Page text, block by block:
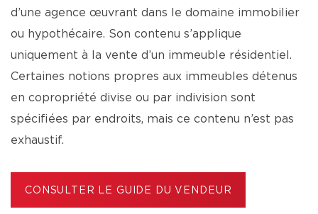
d’une agence œuvrant dans le domaine immobilier
ou hypothécaire. Son contenu s’applique
uniquement à la vente d’un immeuble résidentiel.
Certaines notions propres aux immeubles détenus
en copropriété divise ou par indivision sont
spécifiées par endroits, mais ce contenu n’est pas
exhaustif.
CONSULTER LE GUIDE DU VENDEUR